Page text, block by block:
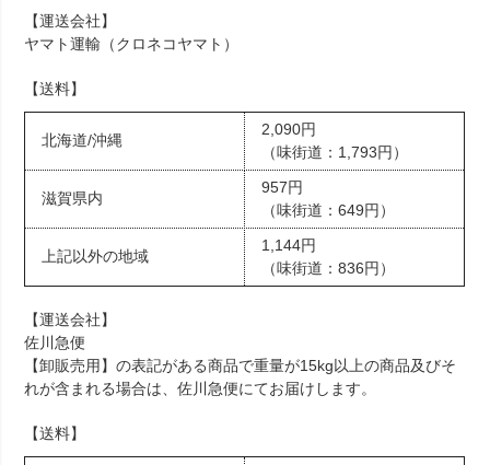
【運送会社】
ヤマト運輸（クロネコヤマト）
【送料】
北海道/沖縄
2,090円
（味街道：1,793円）
滋賀県内
957円
（味街道：649円）
上記以外の地域
1,144円
（味街道：836円）
【運送会社】
佐川急便
【卸販売用】の表記がある商品で重量が15kg以上の商品及びそ
れが含まれる場合は、佐川急便にてお届けします。
【送料】